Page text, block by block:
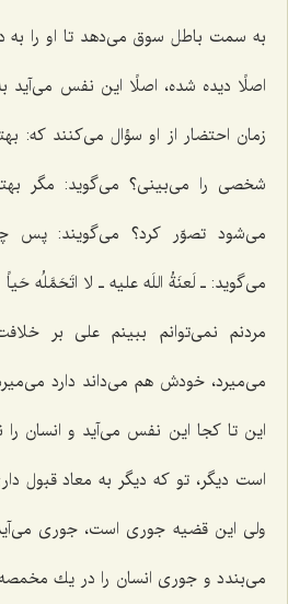
به سمت باطل سوق می‌دهد تا او را به
اصلًا دیده شده، اصلًا این نفس می‌آید
زمان احتضار از او سؤال می‌كنند كه:
شخصی را می‌بینی؟ می‌گوید: مگر
می‌شود تصوّر كرد؟ می‌گویند: پس
می‌گوید:ـ لَعنَةُ اللَه علیه ـ لا اتَحَمَّلُه
مردنم نمی‌توانم ببینم علی بر
می‌میرد، خودش هم می‌داند دارد
این تا كجا این نفس می‌آید و انسان را
است دیگر، تو كه دیگر به معاد قبول
ولی این قضیه جوری است، جوری
می‌بندد و جوری انسان را در یك